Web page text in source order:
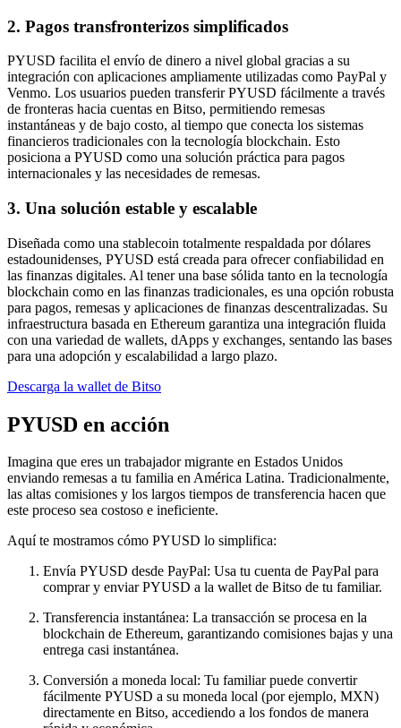
2. Pagos transfronterizos simplificados
PYUSD facilita el envío de dinero a nivel global gracias a su
integración con aplicaciones ampliamente utilizadas como PayPal y
Venmo. Los usuarios pueden transferir PYUSD fácilmente a través
de fronteras hacia cuentas en Bitso, permitiendo remesas
instantáneas y de bajo costo, al tiempo que conecta los sistemas
financieros tradicionales con la tecnología blockchain. Esto
posiciona a PYUSD como una solución práctica para pagos
internacionales y las necesidades de remesas.
3. Una solución estable y escalable
Diseñada como una stablecoin totalmente respaldada por dólares
estadounidenses, PYUSD está creada para ofrecer confiabilidad en
las finanzas digitales. Al tener una base sólida tanto en la tecnología
blockchain como en las finanzas tradicionales, es una opción robusta
para pagos, remesas y aplicaciones de finanzas descentralizadas. Su
infraestructura basada en Ethereum garantiza una integración fluida
con una variedad de wallets, dApps y exchanges, sentando las bases
para una adopción y escalabilidad a largo plazo.
Descarga la wallet de Bitso
PYUSD en acción
Imagina que eres un trabajador migrante en Estados Unidos
enviando remesas a tu familia en América Latina. Tradicionalmente,
las altas comisiones y los largos tiempos de transferencia hacen que
este proceso sea costoso e ineficiente.
Aquí te mostramos cómo PYUSD lo simplifica:
Envía PYUSD desde PayPal: Usa tu cuenta de PayPal para
comprar y enviar PYUSD a la wallet de Bitso de tu familiar.
Transferencia instantánea: La transacción se procesa en la
blockchain de Ethereum, garantizando comisiones bajas y una
entrega casi instantánea.
Conversión a moneda local: Tu familiar puede convertir
fácilmente PYUSD a su moneda local (por ejemplo, MXN)
directamente en Bitso, accediendo a los fondos de manera